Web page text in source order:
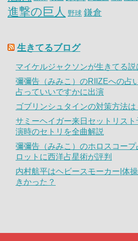
進撃の巨人 野球 鎌倉
生きてるブログ
マイケルジャクソンが生きてる説
彌彌告（みみこ）のRIIZEへの占
占っていいですかに出演
ゴブリンシュタインの対策方法
サミーヘイガー来日セットリス
演時のセトリを全曲解説
彌彌告（みみこ）のホロスコー
ロットに西洋占星術が評判
内村航平はヘビースモーカー|体
きかった？